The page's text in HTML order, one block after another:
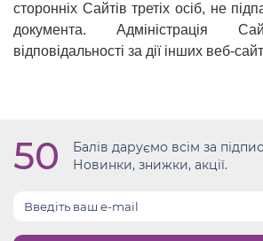
сторонніх Сайтів третіх осіб, не
документа. Адміністрація
відповідальності за дії інших веб-
50
Балів даруємо всім за
Новинки, знижки, акції.